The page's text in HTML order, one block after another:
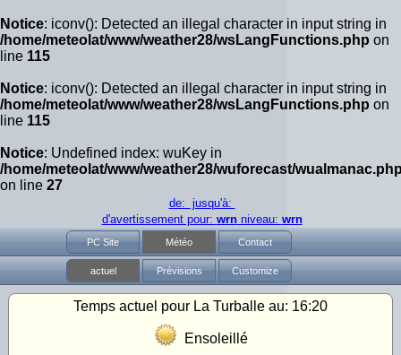
Notice: iconv(): Detected an illegal character in input string in
/home/meteolat/www/weather28/wsLangFunctions.php on
line 115
Notice: iconv(): Detected an illegal character in input string in
/home/meteolat/www/weather28/wsLangFunctions.php on
line 115
Notice: Undefined index: wuKey in
/home/meteolat/www/weather28/wuforecast/
on line 27
de: jusqu'à:
d'avertissement pour: wrnniveau: wrn
PC Site Météo Contact
actuel Prévisions Customize
Temps actuel pour La Turballe au: 16:20
Ensoleillé